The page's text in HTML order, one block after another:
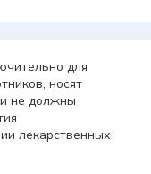
для
носят
не должны
лекарственных